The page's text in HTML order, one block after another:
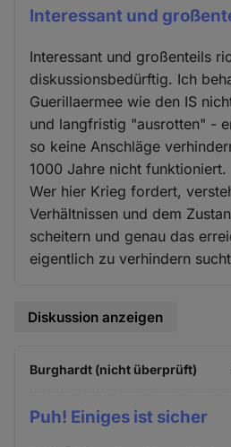
Interessant und
Interessant und großenteils
diskussionsbedürftig. Ich
Guerillaermee wie den IS
und langfristig "ausrotten" -
so keine Anschläge
1000 Jahre nicht funktioniert.
Wer hier Krieg fordert,
Verhältnissen und dem
scheitern und genau das
eigentlich zu verhindern
Diskussion anzeigen
Burghardt (nicht überprüft)
Puh! Einiges ist sicher